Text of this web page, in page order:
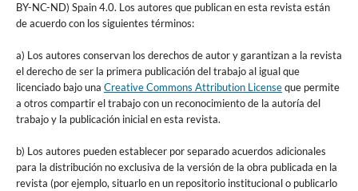
BY-NC-ND) Spain 4.0. Los autores que publican en esta revista están
de acuerdo con los siguientes términos:
a) Los autores conservan los derechos de autor y garantizan a la revista
el derecho de ser la primera publicación del trabajo al igual que
licenciado bajo una Creative Commons Attribution Licenseque permite
a otros compartir el trabajo con un reconocimiento de la autoría del
trabajo y la publicación inicial en esta revista.
b) Los autores pueden establecer por separado acuerdos adicionales
para la distribución no exclusiva de la versión de la obra publicada en la
revista (por ejemplo, situarlo en un repositorio institucional o publicarlo